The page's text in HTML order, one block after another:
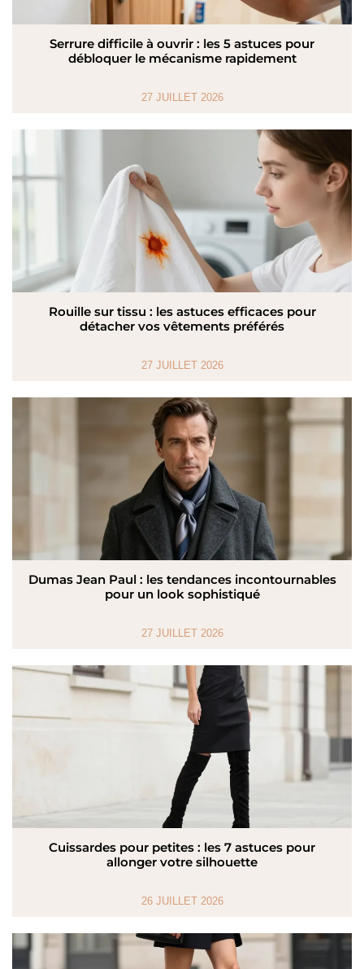
Serrure difficile à ouvrir : les 5 astuces pour
débloquer le mécanisme rapidement
27 JUILLET 2026
Rouille sur tissu : les astuces efficaces pour
détacher vos vêtements préférés
27 JUILLET 2026
Dumas Jean Paul : les tendances incontournables
pour un look sophistiqué
27 JUILLET 2026
Cuissardes pour petites : les 7 astuces pour
allonger votre silhouette
26 JUILLET 2026